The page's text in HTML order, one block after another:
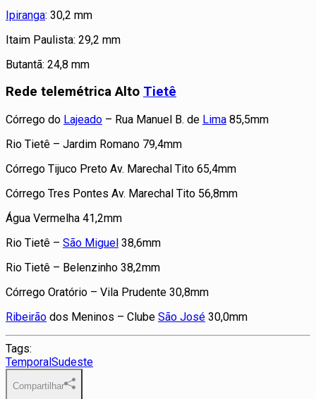
Ipiranga: 30,2 mm
Itaim Paulista: 29,2 mm
Butantã: 24,8 mm
Rede telemétrica Alto Tietê
Córrego do Lajeado – Rua Manuel B. de Lima 85,5mm
Rio Tietê – Jardim Romano 79,4mm
Córrego Tijuco Preto Av. Marechal Tito 65,4mm
Córrego Tres Pontes Av. Marechal Tito 56,8mm
Água Vermelha 41,2mm
Rio Tietê – São Miguel 38,6mm
Rio Tietê – Belenzinho 38,2mm
Córrego Oratório – Vila Prudente 30,8mm
Ribeirão dos Meninos – Clube São José 30,0mm
Tags:
TemporalSudeste
Compartilhar